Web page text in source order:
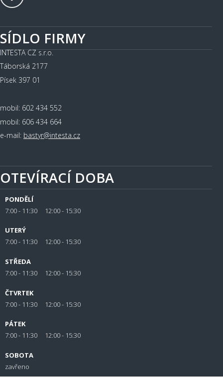
SÍDLO FIRMY
INTESTA CZ s.r.o.
Táborská 2177
Písek 397 01
mobil: 602 434 552
mobil: 606 434 664
e-mail: bastyr@intesta.cz
OTEVÍRACÍ DOBA
PONDĚLÍ
7:00 - 11:30 12:00 - 15:30
UTERÝ
7:00 - 11:30 12:00 - 15:30
STŘEDA
7:00 - 11:30 12:00 - 15:30
ČTVRTEK
7:00 - 11:30 12:00 - 15:30
PÁTEK
7:00 - 11:30 12:00 - 15:30
SOBOTA
zavřeno